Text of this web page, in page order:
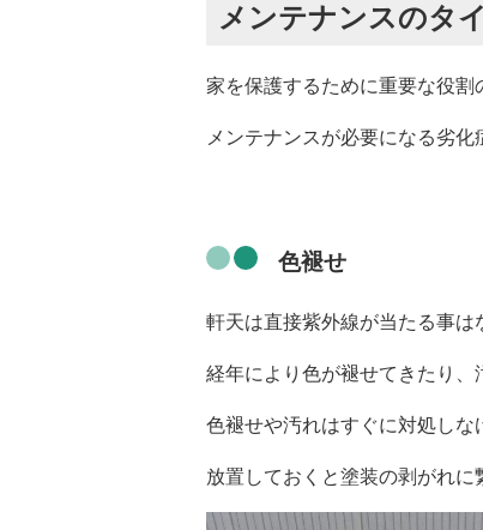
メンテナンスのタ
家を保護するために重要な役割
メンテナンスが必要になる劣化
色褪せ
軒天は直接紫外線が当たる事
経年により色が褪せてきたり、
色褪せや汚れはすぐに対処しな
放置しておくと塗装の剥がれに